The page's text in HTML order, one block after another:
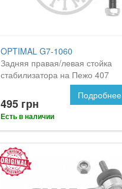
OPTIMAL G7-1060
Задняя правая/левая стойка
стабилизатора на Пежо 407
495 грн
Есть в наличии
Подробнее